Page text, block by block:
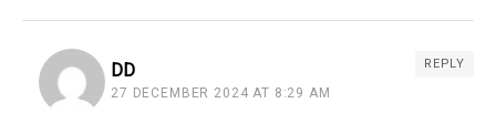
DD
27 DECEMBER 2024 AT 8:29 AM
REPLY